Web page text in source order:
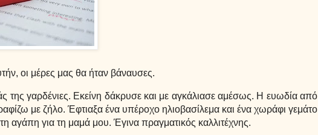
οι μέρες μας θα ήταν βάναυσες.
της γαρδένιες. Εκείνη δάκρυσε και με αγκάλιασε αμέσως. Η ευωδία από
με ζήλο. Έφτιαξα ένα υπέροχο ηλιοβασίλεμα και ένα χωράφι γεμάτο
αγάπη για τη μαμά μου. Έγινα πραγματικός καλλιτέχνης.